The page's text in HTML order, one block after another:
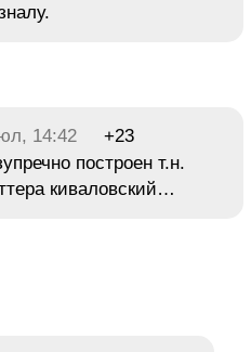
14:42
+23
построен т.н.
киваловский…